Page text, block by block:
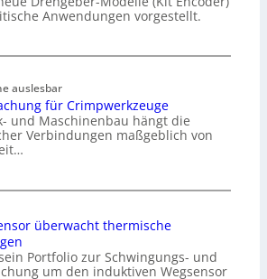
Anwendungen vorgestellt.
auslesbar
für Crimpwerkzeuge
und Maschinenbau hängt die
Verbindungen maßgeblich von
überwacht thermische
Portfolio zur Schwingungs- und
um den induktiven Wegsensor